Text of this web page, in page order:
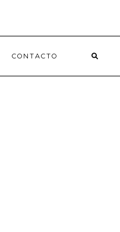
CONTACTO